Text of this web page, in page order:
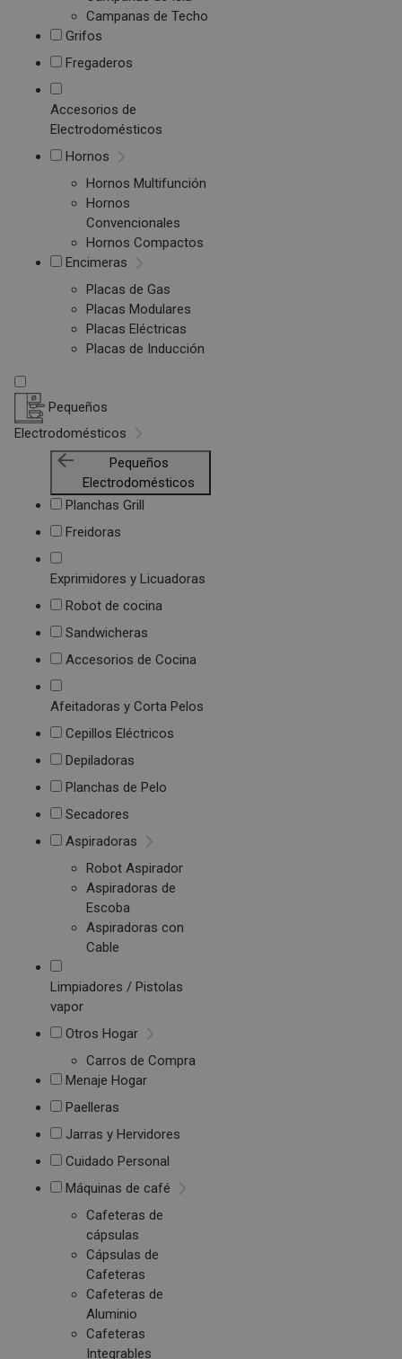
Campanas de Techo
Grifos
Fregaderos
Accesorios de
Electrodomésticos
Hornos
Hornos Multifunción
Hornos
Convencionales
Hornos Compactos
Encimeras
Placas de Gas
Placas Modulares
Placas Eléctricas
Placas de Inducción
Pequeños
Electrodomésticos
Pequeños
Electrodomésticos
Planchas Grill
Freidoras
Exprimidores y Licuadoras
Robot de cocina
Sandwicheras
Accesorios de Cocina
Afeitadoras y Corta Pelos
Cepillos Eléctricos
Depiladoras
Planchas de Pelo
Secadores
Aspiradoras
Robot Aspirador
Aspiradoras de
Escoba
Aspiradoras con
Cable
Limpiadores / Pistolas
vapor
Otros Hogar
Carros de Compra
Menaje Hogar
Paelleras
Jarras y Hervidores
Cuidado Personal
Máquinas de café
Cafeteras de
cápsulas
Cápsulas de
Cafeteras
Cafeteras de
Aluminio
Cafeteras
Integrables